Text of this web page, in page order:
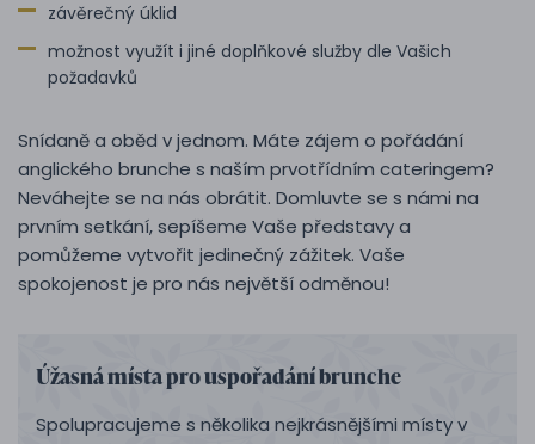
závěrečný úklid
možnost využít i jiné doplňkové služby dle Vašich
požadavků
Snídaně a oběd v jednom. Máte zájem o pořádání
anglického brunche s naším prvotřídním cateringem?
Neváhejte se na nás obrátit. Domluvte se s námi na
prvním setkání, sepíšeme Vaše představy a
pomůžeme vytvořit jedinečný zážitek. Vaše
spokojenost je pro nás největší odměnou!
Úžasná místa pro uspořadání brunche
Spolupracujeme s několika nejkrásnějšími místy v